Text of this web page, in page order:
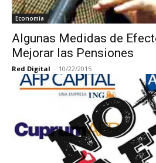
Economía
Algunas Medidas de
Mejorar las Pensiones
Red Digital - 10/22/2015